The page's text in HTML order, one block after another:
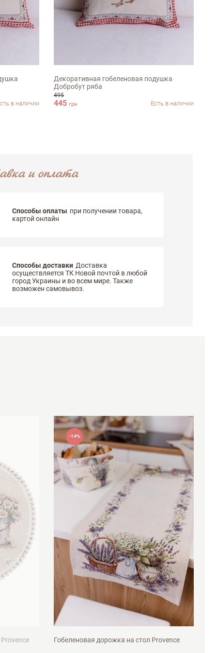
в наличии
Декоративная гобеленовая подушка
Добробут ряба
495
445 грн Есть в наличии
и оплата
Способы оплаты при получении товара,
картой онлайн
Способы доставки Доставка
осуществляется ТК Новой почтой в любой
город Украины и во всем мире. Также
возможен самовывоз.
-14%
35х100см
Гобеленовая дорожка на стол Provence